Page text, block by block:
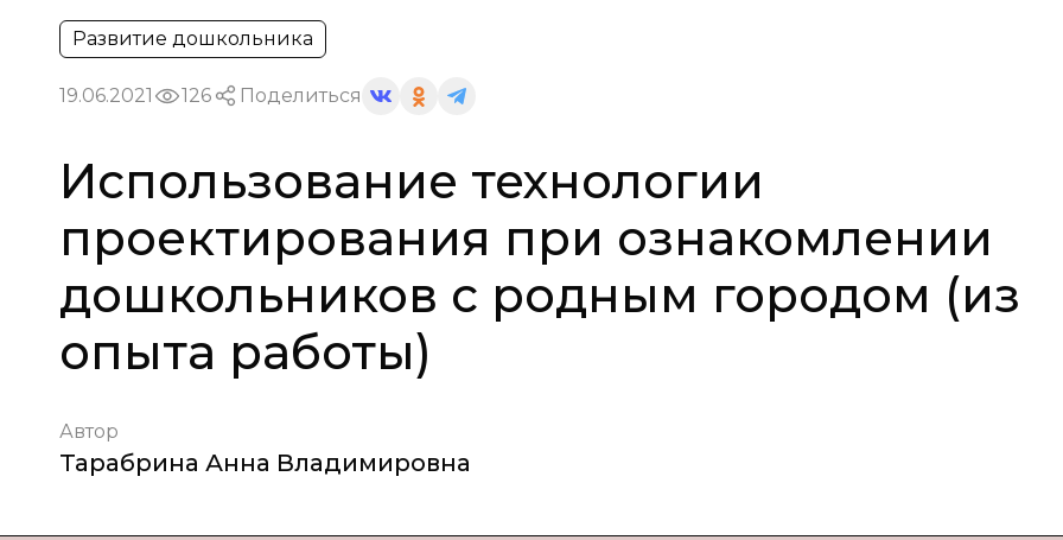
Развитие дошкольника
19.06.2021 126 Поделиться
Использование технологии
проектирования при ознакомлении
дошкольников с родным городом (из
опыта работы)
Автор
Тарабрина Анна Владимировна